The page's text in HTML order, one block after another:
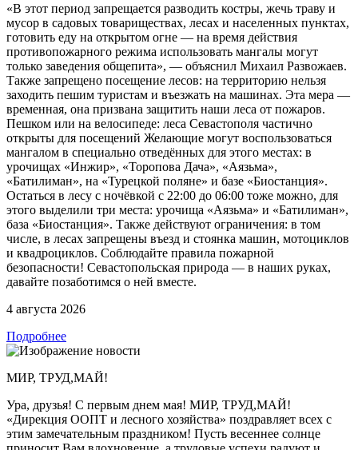
«В этот период запрещается разводить костры, жечь траву и
мусор в садовых товариществах, лесах и населенных пунктах,
готовить еду на открытом огне — на время действия
противопожарного режима использовать мангалы могут
только заведения общепита», — объяснил Михаил Развожаев.
Также запрещено посещение лесов: на территорию нельзя
заходить пешим туристам и въезжать на машинах. Эта мера —
временная, она призвана защитить наши леса от пожаров.
Пешком или на велосипеде: леса Севастополя частично
открыты для посещений Желающие могут воспользоваться
мангалом в специально отведённых для этого местах: в
урочищах «Инжир», «Торопова Дача», «Аязьма»,
«Батилиман», на «Турецкой поляне» и базе «Биостанция».
Остаться в лесу с ночёвкой с 22:00 до 06:00 тоже можно, для
этого выделили три места: урочища «Аязьма» и «Батилиман»,
база «Биостанция». Также действуют ограничения: в том
числе, в лесах запрещены въезд и стоянка машин, мотоциклов
и квадроциклов. Соблюдайте правила пожарной
безопасности! Севастопольская природа — в наших руках,
давайте позаботимся о ней вместе.
4 августа 2026
Подробнее
МИР, ТРУД,МАЙ!
Ура, друзья! С первым днем мая! МИР, ТРУД,МАЙ!
«Дирекция ООПТ и лесного хозяйства» поздравляет всех с
этим замечательным праздником! Пусть весеннее солнце